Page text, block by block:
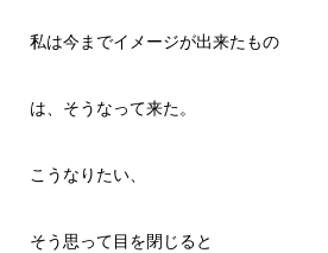
私は今までイメージが出来たもの
は、そうなって来た。
こうなりたい、
そう思って目を閉じると